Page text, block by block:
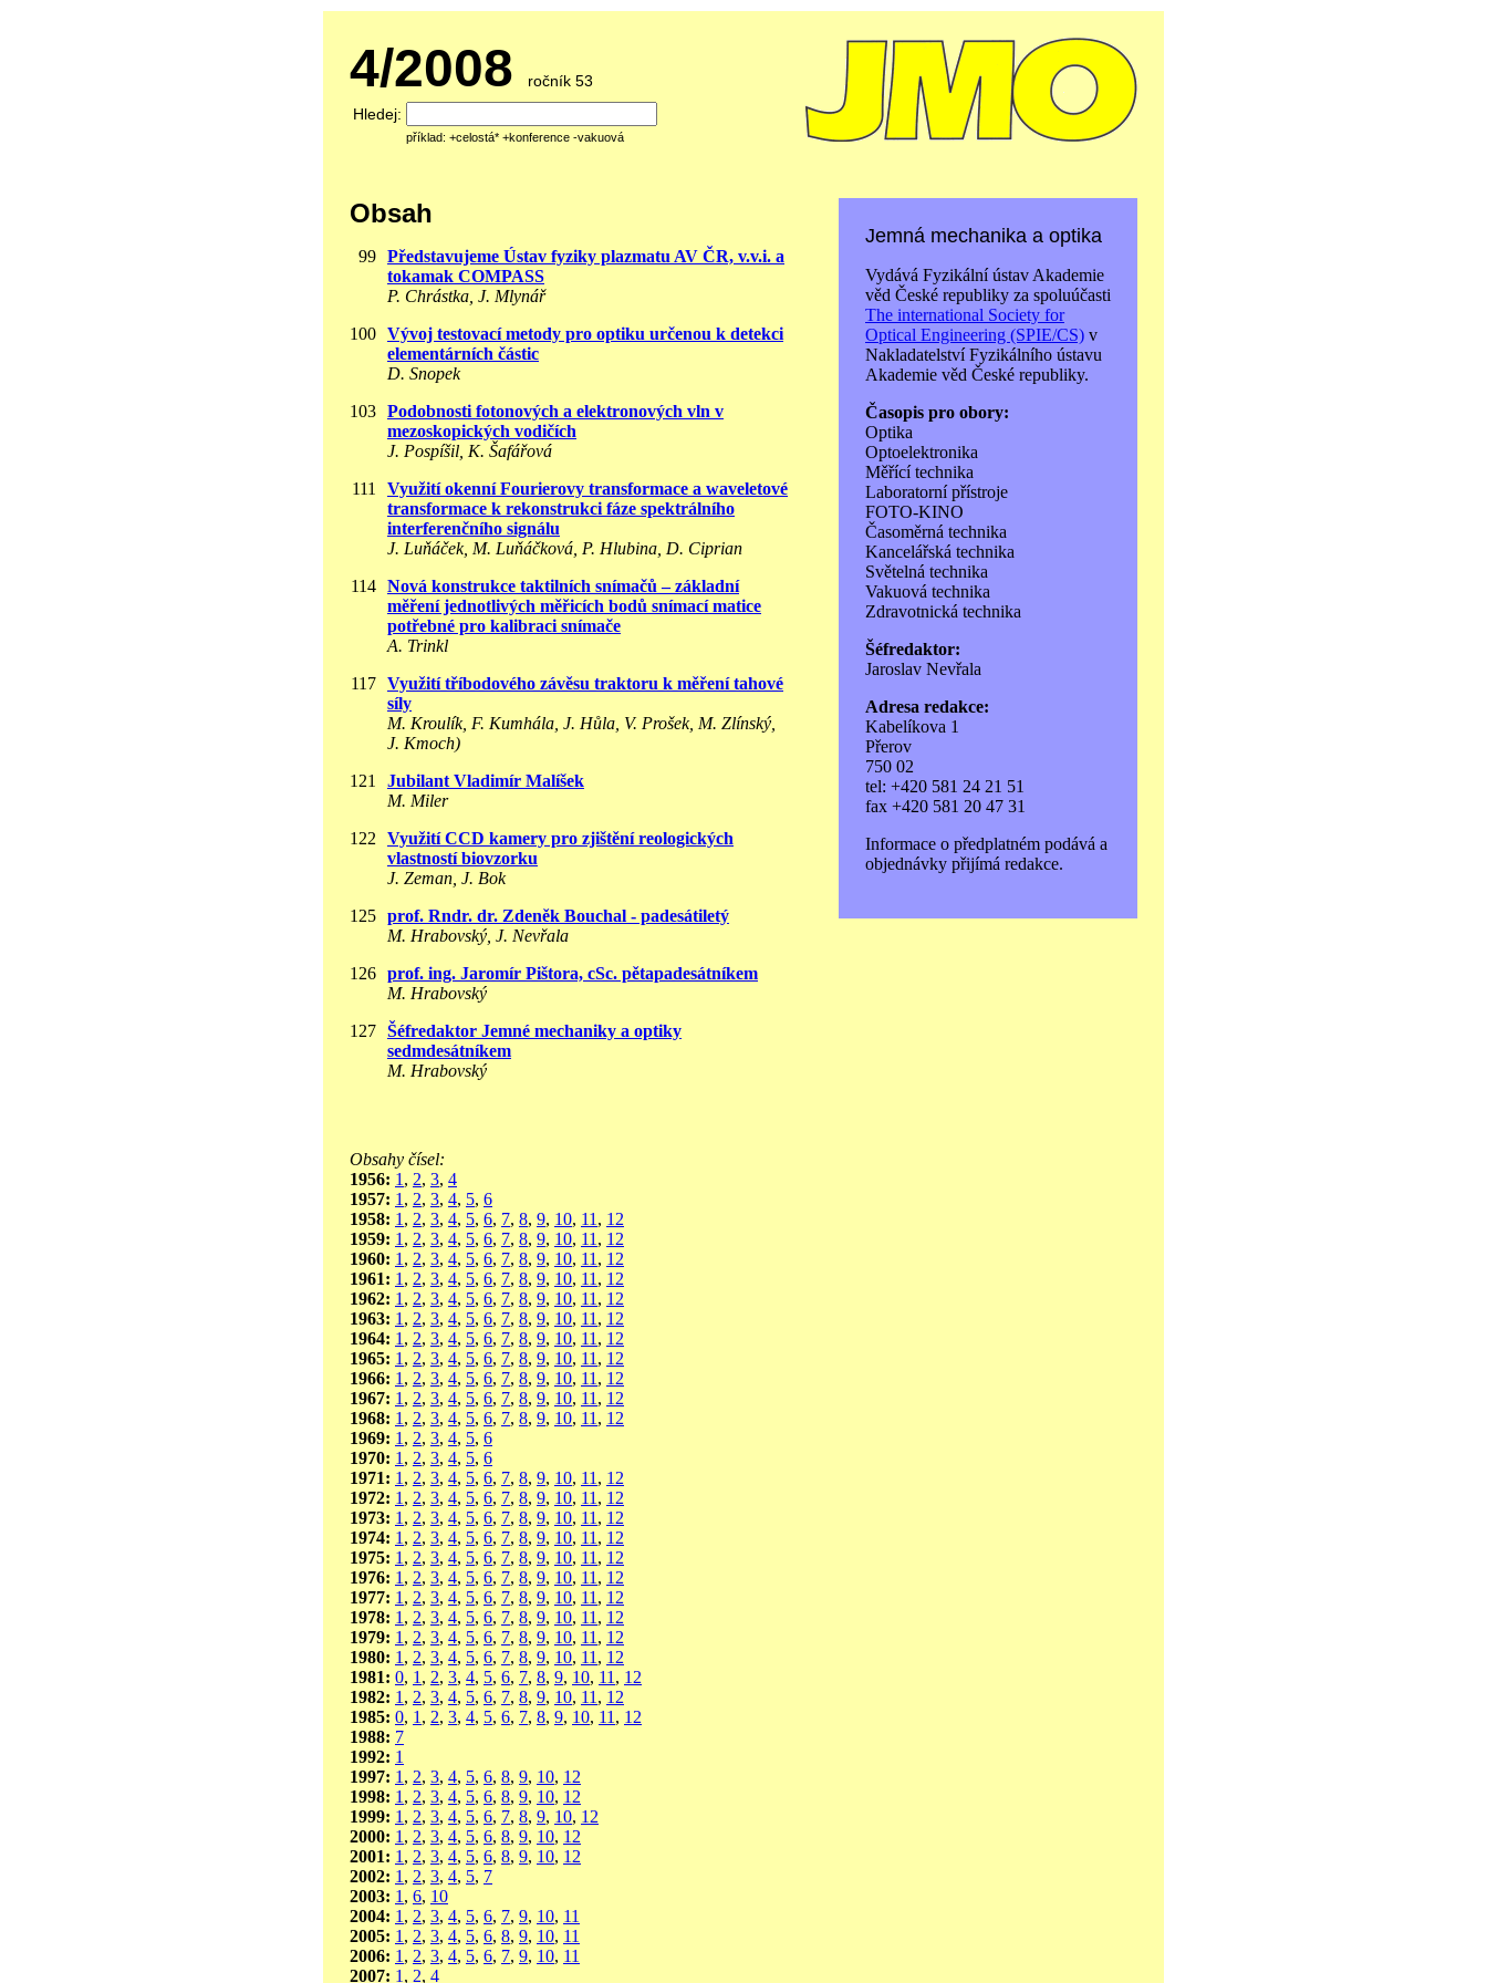
4/2008
ročník 53
Hledej:
příklad: +celostá* +konference -vakuová
Obsah
99 Představujeme Ústav fyziky plazmatu AV ČR, v.v.i. a
tokamak COMPASS
P. Chrástka, J. Mlynář
100 Vývoj testovací metody pro optiku určenou k detekci
elementárních částic
D. Snopek
103 Podobnosti fotonových a elektronových vln v
mezoskopických vodičích
J. Pospíšil, K. Šafářová
111
Využití okenní Fourierovy transformace a waveletové
transformace k rekonstrukci fáze spektrálního
interferenčního signálu
J. Luňáček, M. Luňáčková, P. Hlubina, D. Ciprian
114 Nová konstrukce taktilních snímačů – základní
měření jednotlivých měřicích bodů snímací matice
potřebné pro kalibraci snímače
A. Trinkl
117 Využití tříbodového závěsu traktoru k měření tahové
síly
M. Kroulík, F. Kumhála, J. Hůla, V. Prošek, M. Zlínský,
J. Kmoch)
121
Jubilant Vladimír Malíšek
M. Miler
122
Využití CCD kamery pro zjištění reologických
vlastností biovzorku
J. Zeman, J. Bok
125 prof. Rndr. dr. Zdeněk Bouchal - padesátiletý
M. Hrabovský, J. Nevřala
126 prof. ing. Jaromír Pištora, cSc. pětapadesátníkem
M. Hrabovský
127 Šéfredaktor Jemné mechaniky a optiky
sedmdesátníkem
M. Hrabovský
Jemná mechanika a optika
Vydává Fyzikální ústav Akademie
věd České republiky za spoluúčasti
The international Society for
Optical Engineering (SPIE/CS) v
Nakladatelství Fyzikálního ústavu
Akademie věd České republiky.
Časopis pro obory:
Optika
Optoelektronika
Měřící technika
Laboratorní přístroje
FOTO-KINO
Časoměrná technika
Kancelářská technika
Světelná technika
Vakuová technika
Zdravotnická technika
Šéfredaktor:
Jaroslav Nevřala
Adresa redakce:
Kabelíkova 1
Přerov
750 02
tel: +420 581 24 21 51
fax +420 581 20 47 31
Informace o předplatném podává a
objednávky přijímá redakce.
Obsahy čísel:
1956: 1 , 2, 3, 4
1957: 1 , 2, 3, 4, 5, 6
1958: 1 , 2, 3, 4, 5, 6, 7, 8, 9, 10, 11 , 12
1959: 1 , 2, 3, 4, 5, 6, 7, 8, 9, 10, 11 , 12
1960: 1 , 2, 3, 4, 5, 6, 7, 8, 9, 10, 11 , 12
1961: 1 , 2, 3, 4, 5, 6, 7, 8, 9, 10, 11 , 12
1962: 1 , 2, 3, 4, 5, 6, 7, 8, 9, 10, 11 , 12
1963: 1 , 2, 3, 4, 5, 6, 7, 8, 9, 10, 11 , 12
1964: 1 , 2, 3, 4, 5, 6, 7, 8, 9, 10, 11 , 12
1965: 1 , 2, 3, 4, 5, 6, 7, 8, 9, 10, 11 , 12
1966: 1 , 2, 3, 4, 5, 6, 7, 8, 9, 10, 11 , 12
1967: 1 , 2, 3, 4, 5, 6, 7, 8, 9, 10, 11 , 12
1968: 1 , 2, 3, 4, 5, 6, 7, 8, 9, 10, 11 , 12
1969: 1 , 2, 3, 4, 5, 6
1970: 1 , 2, 3, 4, 5, 6
1971: 1 , 2, 3, 4, 5, 6, 7, 8, 9, 10, 11 , 12
1972: 1 , 2, 3, 4, 5, 6, 7, 8, 9, 10, 11 , 12
1973: 1 , 2, 3, 4, 5, 6, 7, 8, 9, 10, 11 , 12
1974: 1 , 2, 3, 4, 5, 6, 7, 8, 9, 10, 11 , 12
1975: 1 , 2, 3, 4, 5, 6, 7, 8, 9, 10, 11 , 12
1976: 1 , 2, 3, 4, 5, 6, 7, 8, 9, 10, 11 , 12
1977: 1 , 2, 3, 4, 5, 6, 7, 8, 9, 10, 11 , 12
1978: 1 , 2, 3, 4, 5, 6, 7, 8, 9, 10, 11 , 12
1979: 1 , 2, 3, 4, 5, 6, 7, 8, 9, 10, 11 , 12
1980: 1 , 2, 3, 4, 5, 6, 7, 8, 9, 10, 11 , 12
1981: 0, 1 , 2, 3, 4, 5, 6, 7, 8, 9, 10, 11 , 12
1982: 1 , 2, 3, 4, 5, 6, 7, 8, 9, 10, 11 , 12
1985: 0, 1 , 2, 3, 4, 5, 6, 7, 8, 9, 10, 11 , 12
1988: 7
1992: 1
1997: 1 , 2, 3, 4, 5, 6, 8, 9, 10, 12
1998: 1 , 2, 3, 4, 5, 6, 8, 9, 10, 12
1999: 1 , 2, 3, 4, 5, 6, 7, 8, 9, 10, 12
2000: 1 , 2, 3, 4, 5, 6, 8, 9, 10, 12
2001: 1 , 2, 3, 4, 5, 6, 8, 9, 10, 12
2002: 1 , 2, 3, 4, 5, 7
2003: 1 , 6, 10
2004: 1 , 2, 3, 4, 5, 6, 7, 9, 10, 11
2005: 1 , 2, 3, 4, 5, 6, 8, 9, 10, 11
2006: 1 , 2, 3, 4, 5, 6, 7, 9, 10, 11
2007: 1 , 2, 4